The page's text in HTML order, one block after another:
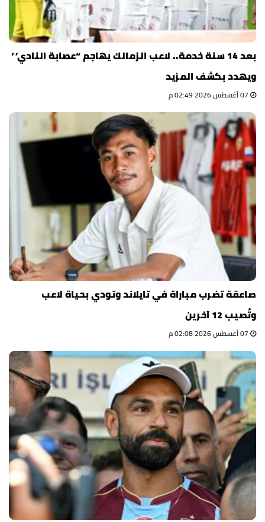
بعد 14 سنة خدمة.. لاعب الزمالك يهاجم “عصابة النادي”
ويهدد بكشف المزيد
صاعقة تضرب مباراة في تايلاند وتودي بحياة لاعب
وتُصيب 12 آخرين